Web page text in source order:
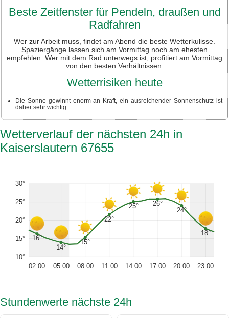
Beste Zeitfenster für Pendeln, draußen und
Radfahren
Wer zur Arbeit muss, findet am Abend die beste Wetterkulisse.
Spaziergänge lassen sich am Vormittag noch am ehesten
empfehlen. Wer mit dem Rad unterwegs ist, profitiert am Vormittag
von den besten Verhältnissen.
Wetterrisiken heute
Die Sonne gewinnt enorm an Kraft, ein ausreichender Sonnenschutz ist
daher sehr wichtig.
Wetterverlauf der nächsten 24h in
Kaiserslautern 67655
10°
15°
20°
25°
30°
16°
14°
15°
22°
25°
26°
24°
18°
02:00 05:00 08:00 11:00 14:00 17:00 20:00 23:00
Stundenwerte nächste 24h